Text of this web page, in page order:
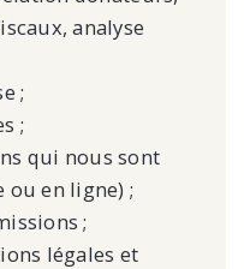
analyse
;
;
qui nous sont
ou en ligne) ;
;
légales et